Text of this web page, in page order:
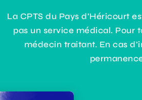
La CPTS du Pays d’Héricourt
pas un service médical.
médecin traitant. En cas